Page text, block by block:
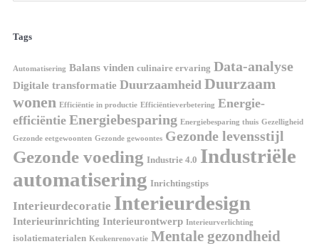
Tags
Automatisering Balans vinden culinaire ervaring Data-analyse
Digitale transformatie Duurzaamheid Duurzaam
wonen Efficiëntie in productie Efficiëntieverbetering Energie-
efficiëntie Energiebesparing Energiebesparing thuis Gezelligheid
Gezonde eetgewoonten Gezonde gewoontes Gezonde levensstijl
Gezonde voeding Industrie 4.0 Industriële
automatisering Inrichtingstips
Interieurdecoratie Interieurdesign
Interieurinrichting Interieurontwerp Interieurverlichting
isolatiematerialen Keukenrenovatie Mentale gezondheid